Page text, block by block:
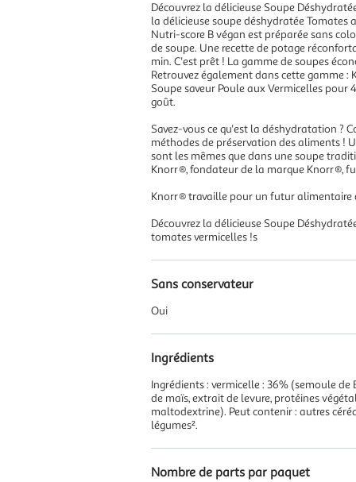
Découvrez la délicieuse Soupe
la délicieuse soupe déshydratée Tomates
Nutri-score B végan est préparée sans
de soupe. Une recette de potage
min. C'est prêt ! La gamme de soupes
Retrouvez également dans cette gamme :
Soupe saveur Poule aux Vermicelles pour
goût.
Savez-vous ce qu'est la déshydratation ?
méthodes de préservation des aliments !
sont les mêmes que dans une soupe
Knorr®, fondateur de la marque Knorr®,
Knorr® travaille pour un futur alimentaire
Découvrez la délicieuse Soupe
tomates vermicelles !s
Sans conservateur
Oui
Ingrédients
Ingrédients : vermicelle : 36% (semoule de
de maïs, extrait de levure, protéines
maltodextrine). Peut contenir : autres
légumes².
Nombre de parts par paquet